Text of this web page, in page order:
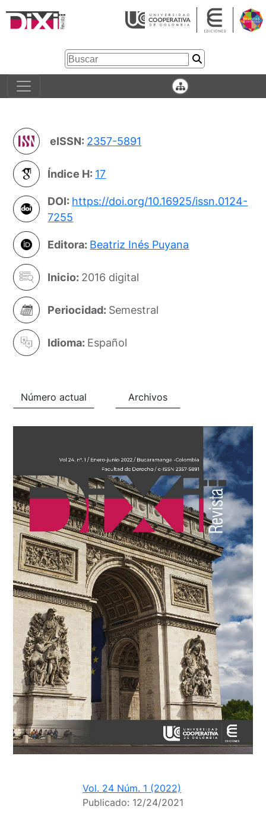
eISSN: 2357-5891
Índice H: 17
DOI: https://doi.org/10.16925/issn.0124-
7255
Editora: Beatriz Inés Puyana
Inicio: 2016 digital
Periocidad: Semestral
Idioma: Español
Número actual Archivos
Vol. 24 Núm. 1 (2022)
Publicado: 12/24/2021